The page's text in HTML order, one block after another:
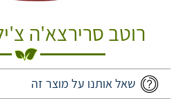
רוטב סרירצא'ה
שאל אותנו על מוצר זה